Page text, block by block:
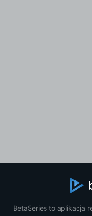
BetaSeries to aplikacja